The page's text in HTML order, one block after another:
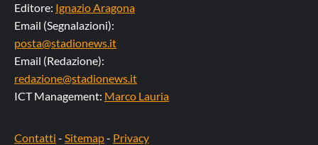
Editore: Ignazio Aragona
Email (Segnalazioni):
posta@stadionews.it
Email (Redazione):
redazione@stadionews.it
ICT Management: Marco Lauria
Contatti - Sitemap- Privacy